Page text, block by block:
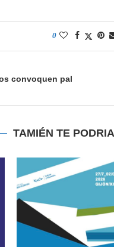
0
convoquen pal
TAMIÉN TE